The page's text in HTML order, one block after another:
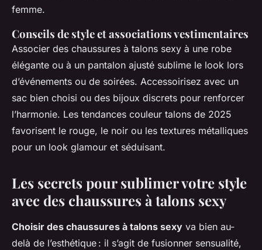
femme.
Conseils de style et associations vestimentaires
Associer des chaussures à talons sexy à une robe
élégante ou à un pantalon ajusté sublime le look lors
d’événements ou de soirées. Accessoirisez avec un
sac bien choisi ou des bijoux discrets pour renforcer
l’harmonie. Les tendances couleur talons de 2025
favorisent le rouge, le noir ou les textures métalliques
pour un look glamour et séduisant.
Les secrets pour sublimer votre style
avec des chaussures à talons sexy
Choisir des chaussures à talons sexy va bien au-
delà de l’esthétique : il s’agit de fusionner sensualité,